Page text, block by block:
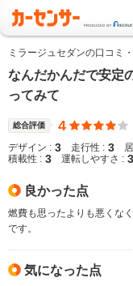
ミラージュセダンの口コミ
なんだかんだで安定
ってみて
総合評価 4
デザイン : 3 走行性 : 3
積載性 : 3 運転しやすさ : 3
良かった点
燃費も思ったよりも悪くな
です。
気になった点